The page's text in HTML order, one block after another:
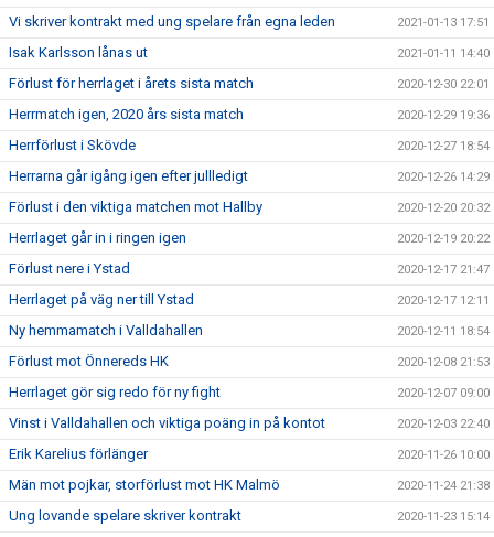
Vi skriver kontrakt med ung spelare från egna leden 2021-01-13 17:51
Isak Karlsson lånas ut 2021-01-11 14:40
Förlust för herrlaget i årets sista match 2020-12-30 22:01
Herrmatch igen, 2020 års sista match 2020-12-29 19:36
Herrförlust i Skövde 2020-12-27 18:54
Herrarna går igång igen efter jullledigt 2020-12-26 14:29
Förlust i den viktiga matchen mot Hallby 2020-12-20 20:32
Herrlaget går in i ringen igen 2020-12-19 20:22
Förlust nere i Ystad 2020-12-17 21:47
Herrlaget på väg ner till Ystad 2020-12-17 12:11
Ny hemmamatch i Valldahallen 2020-12-11 18:54
Förlust mot Önnereds HK 2020-12-08 21:53
Herrlaget gör sig redo för ny fight 2020-12-07 09:00
Vinst i Valldahallen och viktiga poäng in på kontot 2020-12-03 22:40
Erik Karelius förlänger 2020-11-26 10:00
Män mot pojkar, storförlust mot HK Malmö 2020-11-24 21:38
Ung lovande spelare skriver kontrakt 2020-11-23 15:14